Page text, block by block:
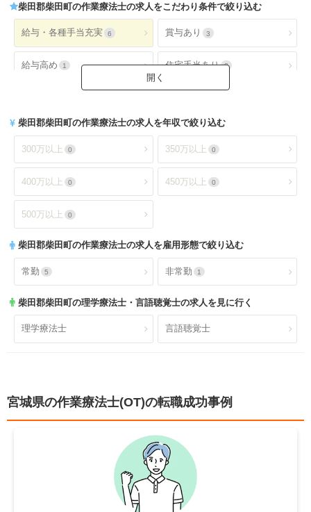
病院（外来） 病院（精神科）
病院(地域包括ケア) 0 クリニック全て 0
デイケア(精神科) デイケア 1
デイサービス 訪問看護・リハ
介護老人保健施設
サービス付き高齢者向け住
0 有料老人ホーム 0
ショートステイ 0 小規模多機能 0
柴田郡柴田町の作業療法士の求人をこだわり条件で絞り込む
給与・各種手当充実 6 賞与あり 3
給与高め 1 住宅手当あり 2
就業時間・休日が魅力 土日休み
日祝休み 0 土日祝休み 0
残業少なめ 4 年間休日110日以上 0
年間休日120日以上 0
福利厚生充実 社会保険完備
託児所あり 産休育休可
職場環境充実 幅広い経験
教育充実
駅orバス停近い
柴田郡柴田町の作業療法士の求人を年収で絞り込む
300万以上 0 350万以上 0
400万以上 0 450万以上 0
500万以上 0
柴田郡柴田町の作業療法士の求人を雇用形態で絞り込む
常勤 5 非常勤 1
柴田郡柴田町の理学療法士・言語聴覚士の求人を見に行く
理学療法士 言語聴覚士
宮城県の作業療法士(OT)の転職成功事例